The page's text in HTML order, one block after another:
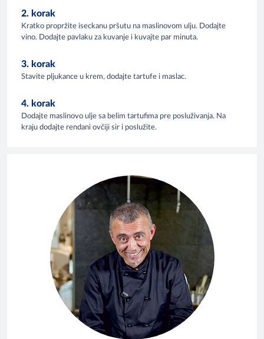
2. korak
Kratko propržite iseckanu pršutu na maslinovom ulju. Dodajte
vino. Dodajte pavlaku za kuvanje i kuvajte par minuta.
3. korak
Stavite pljukance u krem, dodajte tartufe i maslac.
4. korak
Dodajte maslinovo ulje sa belim tartufima pre posluživanja. Na
kraju dodajte rendani ovčiji sir i poslužite.